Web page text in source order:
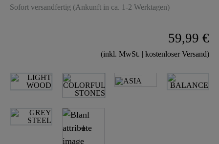
Sofort versandfertig (Ankunft in ca. 1-2 Werktagen)
59,99 €
(inkl. MwSt. | kostenloser Versand)